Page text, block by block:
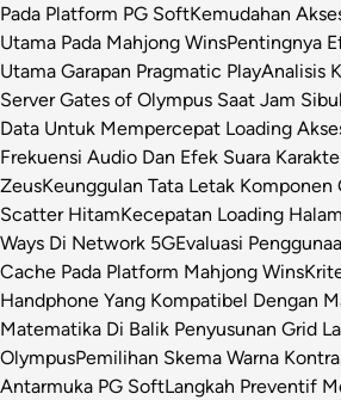
Pada Platform PG SoftKemudahan
Utama Pada Mahjong WinsPentingnya
Utama Garapan Pragmatic PlayAnalisis
Server Gates of Olympus Saat Jam
Data Untuk Mempercepat Loading
Frekuensi Audio Dan Efek Suara
ZeusKeunggulan Tata Letak Komponen
Scatter HitamKecepatan Loading
Ways Di Network 5GEvaluasi
Cache Pada Platform Mahjong Wins
Handphone Yang Kompatibel Dengan
Matematika Di Balik Penyusunan Grid
OlympusPemilihan Skema Warna
Antarmuka PG SoftLangkah Preventif